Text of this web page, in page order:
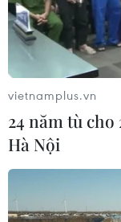
vietnamplus.vn
24 năm tù cho
Hà Nội